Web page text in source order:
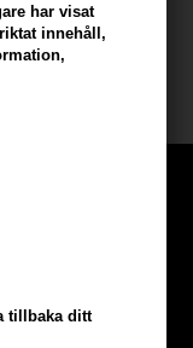
har visat
innehåll,
tillbaka ditt